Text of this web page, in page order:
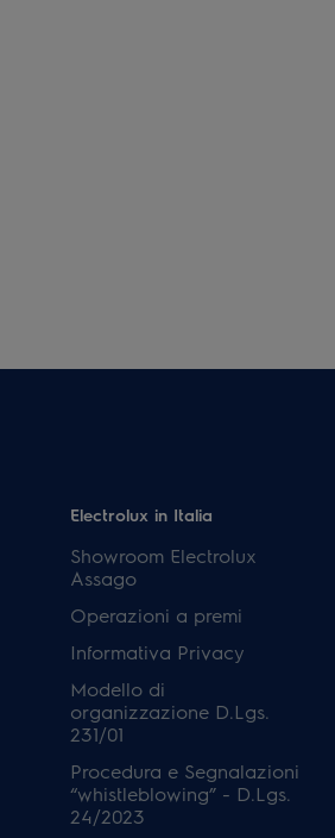
Electrolux in Italia
Showroom Electrolux
Assago
Operazioni a premi
Informativa Privacy
Modello di
organizzazione D.Lgs.
231/01
Procedura e Segnalazioni
“whistleblowing” - D.Lgs.
24/2023